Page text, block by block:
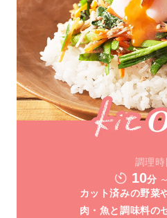
調理時
10分 ～
カット済みの野菜
肉・魚と調味料の